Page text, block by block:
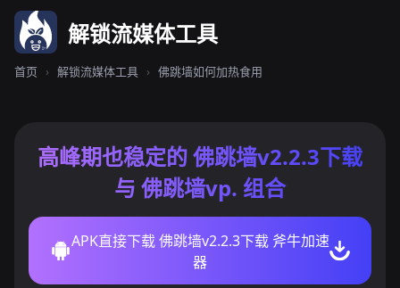
解锁流媒体工具
首页 › 解锁流媒体工具 › 佛跳墙如何加热食用
高峰期也稳定的 佛跳墙v2.2.3下载
与 佛跳墙vp. 组合
APK直接下载 佛跳墙v2.2.3下载 斧牛加速
器